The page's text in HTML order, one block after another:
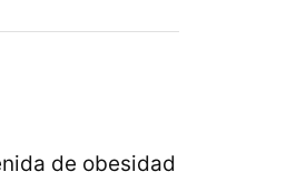
de obesidad